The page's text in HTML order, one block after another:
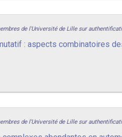
de l'Université de Lille sur
: aspects combinatoires
de l'Université de Lille sur